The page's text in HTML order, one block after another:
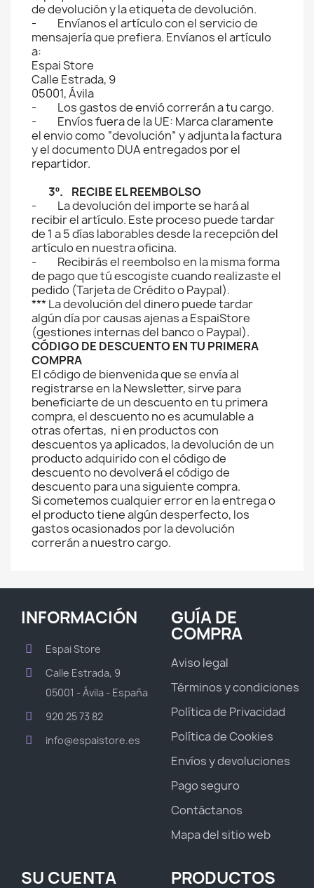
de devolución y la etiqueta de devolución.
- Envíanos el artículo con el servicio de
mensajería que prefiera. Envíanos el artículo
a:
Espai Store
Calle Estrada, 9
05001, Ávila
- Los gastos de envió correrán a tu cargo.
- Envíos fuera de la UE: Marca claramente
el envio como “devolución” y adjunta la factura
y el documento DUA entregados por el
repartidor.
3º. RECIBE EL REEMBOLSO
- La devolución del importe se hará al
recibir el artículo. Este proceso puede tardar
de 1 a 5 días laborables desde la recepción del
artículo en nuestra oficina.
- Recibirás el reembolso en la misma forma
de pago que tú escogiste cuando realizaste el
pedido (Tarjeta de Crédito o Paypal).
*** La devolución del dinero puede tardar
algún día por causas ajenas a EspaiStore
(gestiones internas del banco o Paypal).
CÓDIGO DE DESCUENTO EN TU PRIMERA
COMPRA
El código de bienvenida que se envía al
registrarse en la Newsletter, sirve para
beneficiarte de un descuento en tu primera
compra, el descuento no es acumulable a
otras ofertas, ni en productos con
descuentos ya aplicados, la devolución de un
producto adquirido con el código de
descuento no devolverá el código de
descuento para una siguiente compra.
Si cometemos cualquier error en la entrega o
el producto tiene algún desperfecto, los
gastos ocasionados por la devolución
correrán a nuestro cargo.
INFORMACIÓN
Espai Store
Calle Estrada, 9
05001 - Ávila - España
920 25 73 82
info@espaistore.es
GUÍA DE
COMPRA
Aviso legal
Términos y condiciones
Política de Privacidad
Política de Cookies
Envíos y devoluciones
Pago seguro
Contáctanos
Mapa del sitio web
SU CUENTA PRODUCTOS